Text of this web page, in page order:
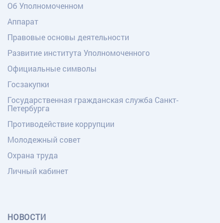
Об Уполномоченном
Аппарат
Правовые основы деятельности
Развитие института Уполномоченного
Официальные символы
Госзакупки
Государственная гражданская служба Санкт-
Петербурга
Противодействие коррупции
Молодежный совет
Охрана труда
Личный кабинет
НОВОСТИ